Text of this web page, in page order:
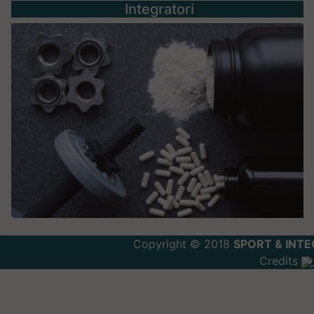
Integratori
Copyright © 2018 SPORT &
Credits